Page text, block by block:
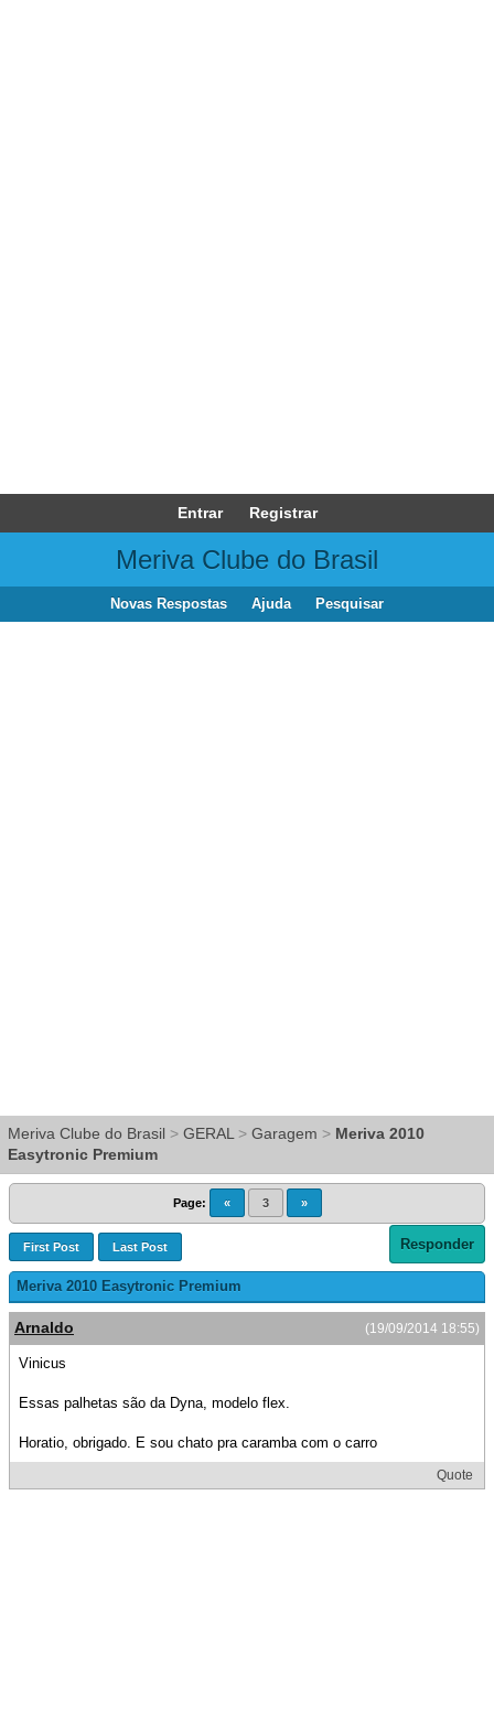
Entrar Registrar
Meriva Clube do Brasil
Novas Respostas Ajuda Pesquisar
Meriva Clube do Brasil > GERAL > Garagem > Meriva 2010
Easytronic Premium
Page: « 3 »
First Post Last Post Responder
Meriva 2010 Easytronic Premium
(19/09/2014 18:55)
Arnaldo
Vinicus
Essas palhetas são da Dyna, modelo flex.
Horatio, obrigado. E sou chato pra caramba com o carro
Quote